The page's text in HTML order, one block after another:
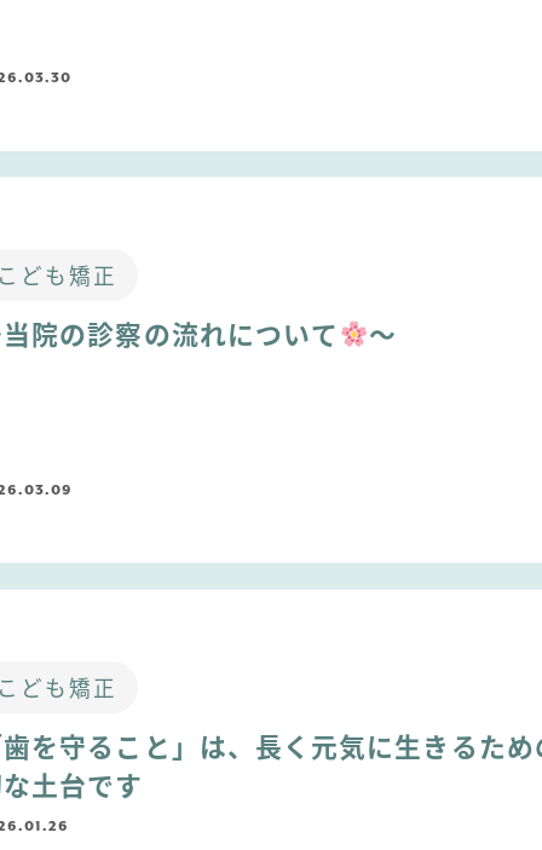
ども矯正
院の診察の流れについて 〜
ども矯正
を守ること」は、長く元気に生きるた
土台です